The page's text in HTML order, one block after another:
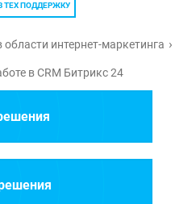
ТЕХ ПОДДЕРЖКУ
интернет-маркетинга
в CRM Битрикс 24